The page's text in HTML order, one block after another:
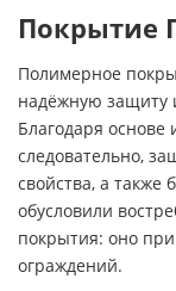
Покрытие
Полимерное
надёжную защиту
Благодаря
следовательно,
свойства, а также
обусловили
покрытия: оно
ограждений.